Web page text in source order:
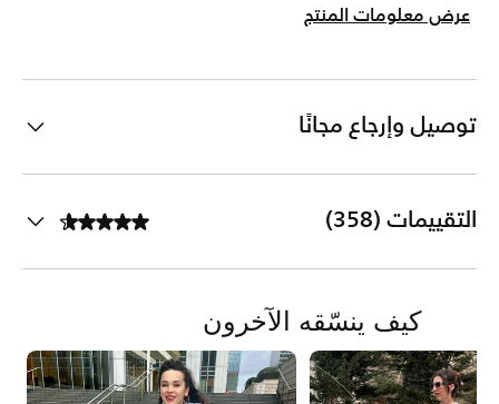
عرض معلومات المنتج
توصيل وإرجاع مجانًا
التقييمات (358)